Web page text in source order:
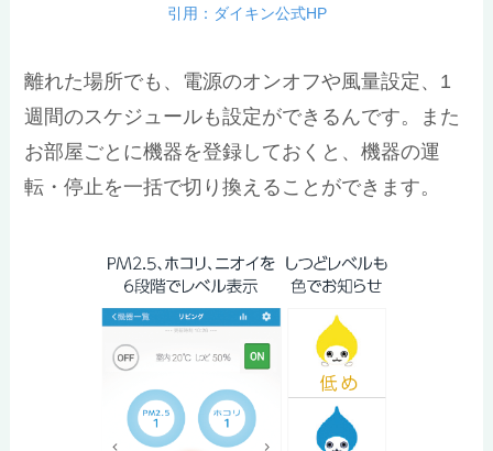
引用：ダイキン公式HP
離れた場所でも、電源のオンオフや風量設定、1
週間のスケジュールも設定ができるんです。また
お部屋ごとに機器を登録しておくと、機器の運
転・停止を一括で切り換えることができます。